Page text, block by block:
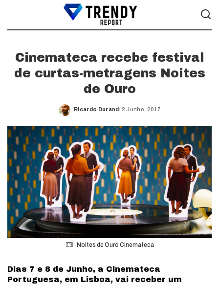
Cinemateca recebe festival
de curtas-metragens Noites
de Ouro
Posted
Ricardo Durand 2 Junho, 2017
Noites de Ouro Cinemateca
Dias 7 e 8 de Junho, a Cinemateca
Portuguesa, em Lisboa, vai receber um